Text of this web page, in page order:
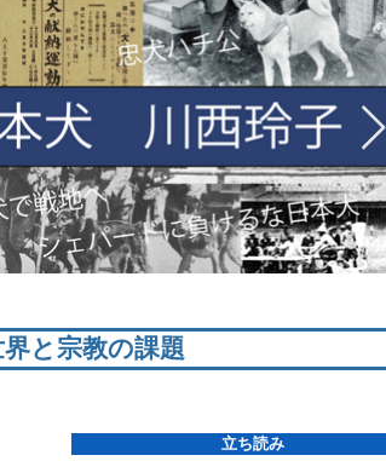
と宗教の課題
立ち読み